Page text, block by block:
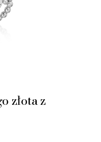
złota z